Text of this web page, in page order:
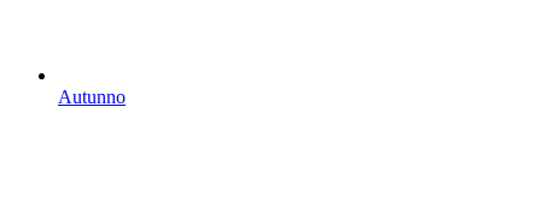
Autunno